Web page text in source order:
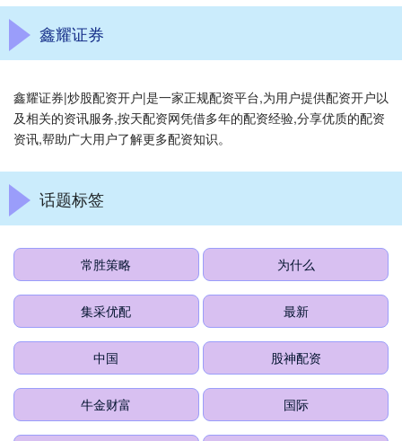
鑫耀证券
鑫耀证券|炒股配资开户|是一家正规配资平台,为用户提供配资开户以
及相关的资讯服务,按天配资网凭借多年的配资经验,分享优质的配资
资讯,帮助广大用户了解更多配资知识。
话题标签
常胜策略 为什么
集采优配 最新
中国 股神配资
牛金财富 国际